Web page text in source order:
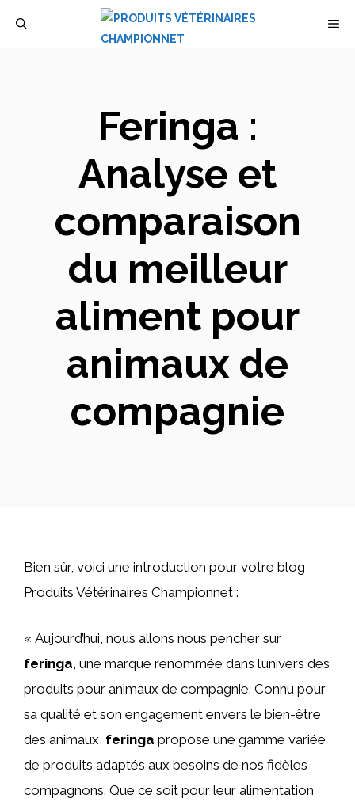
Feringa :
Analyse et
comparaison
du meilleur
aliment pour
animaux de
compagnie
Bien sûr, voici une introduction pour votre blog
Produits Vétérinaires Championnet :
« Aujourd’hui, nous allons nous pencher sur
feringa , une marque renommée dans l’univers des
produits pour animaux de compagnie. Connu pour
sa qualité et son engagement envers le bien-être
des animaux, feringa propose une gamme variée
de produits adaptés aux besoins de nos fidèles
compagnons. Que ce soit pour leur alimentation